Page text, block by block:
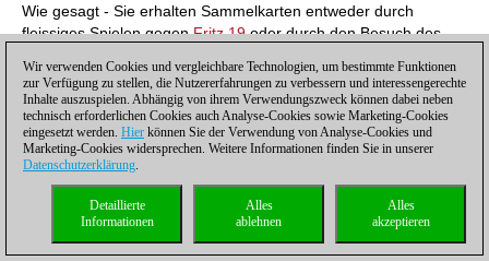
Wie gesagt - Sie erhalten Sammelkarten entweder durch
fleissiges Spielen gegenFritz 19oder durch den Besuch des
Tausch anbieten. Viel Spaß beim Sammeln!
Wir verwenden Cookies und vergleichbare Technologien, um bestimmte Funktionen
zur Verfügung zu stellen, die Nutzererfahrungen zu verbessern und interessengerechte
Inhalte auszuspielen. Abhängig von ihrem Verwendungszweck können dabei neben
technisch erforderlichen Cookies auch Analyse-Cookies sowie Marketing-Cookies
eingesetzt werden. Hier können Sie der Verwendung von Analyse-Cookies und
Marketing-Cookies widersprechen. Weitere Informationen finden Sie in unserer
Datenschutzerklärung.
Alles
akzeptieren
Alles
ablehnen
Detaillierte
Informationen